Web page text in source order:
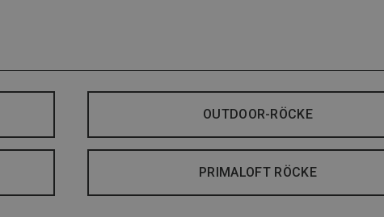
OUTDOOR-RÖCKE
PRIMALOFT RÖCKE